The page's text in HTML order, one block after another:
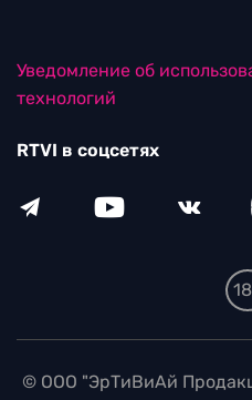
Уведомление об
технологий
RTVI в соцсетях
© ООО "ЭрТиВиАй